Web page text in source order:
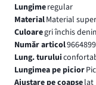
Lungimeregular
MaterialMaterial
Culoaregri închis
Număr articol
Lung. turului
Lungimea pe picior
Ajustare pe coapselat